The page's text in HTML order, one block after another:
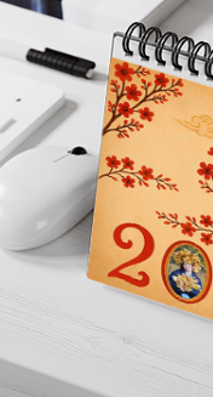
Ваш город:
Ваш регион доставки
Выберите из списка:
10х10
10х15
13х18
15х15
15х20
20х20
30х30
30х40
А4
Фото
рамке
10х10
10×15
15×15